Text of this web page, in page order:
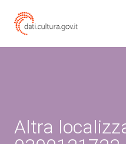
Altra